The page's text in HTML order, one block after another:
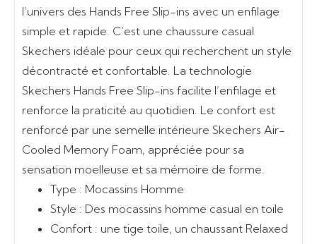
l’univers des Hands Free Slip-ins avec un enfilage
simple et rapide. C’est une chaussure casual
Skechers idéale pour ceux qui recherchent un style
décontracté et confortable. La technologie
Skechers Hands Free Slip-ins facilite l’enfilage et
renforce la praticité au quotidien. Le confort est
renforcé par une semelle intérieure Skechers Air-
Cooled Memory Foam, appréciée pour sa
sensation moelleuse et sa mémoire de forme.
Type : Mocassins Homme
Style : Des mocassins homme casual en toile
Confort : une tige toile, un chaussant Relaxed